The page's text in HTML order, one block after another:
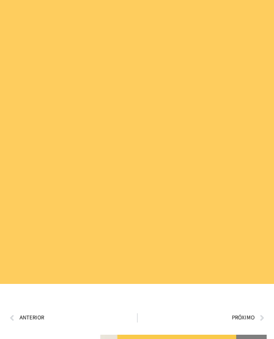
ANTERIOR PRÓXIMO